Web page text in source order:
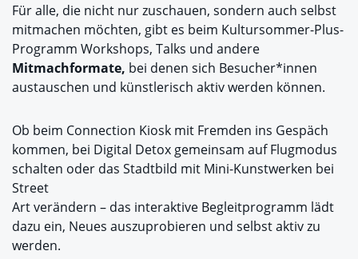
Für alle, die nicht nur zuschauen, sondern auch selbst
mitmachen möchten, gibt es beim Kultursommer-Plus-
Programm Workshops, Talks und andere
Mitmachformate, bei denen sich Besucher*innen
austauschen und künstlerisch aktiv werden können.
Ob beim Connection Kiosk mit Fremden ins Gespäch
kommen, bei Digital Detox gemeinsam auf Flugmodus
schalten oder das Stadtbild mit Mini-Kunstwerken bei
Street
Art verändern – das interaktive Begleitprogramm lädt
dazu ein, Neues auszuprobieren und selbst aktiv zu
werden.